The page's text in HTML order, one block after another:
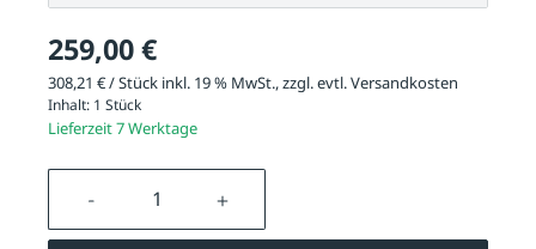
259,00 €
308,21 € / Stück inkl. 19 % MwSt., zzgl. evtl.Versandkosten
Inhalt: 1 Stück
Lieferzeit 7 Werktage
Produkt Anzahl: Gib den